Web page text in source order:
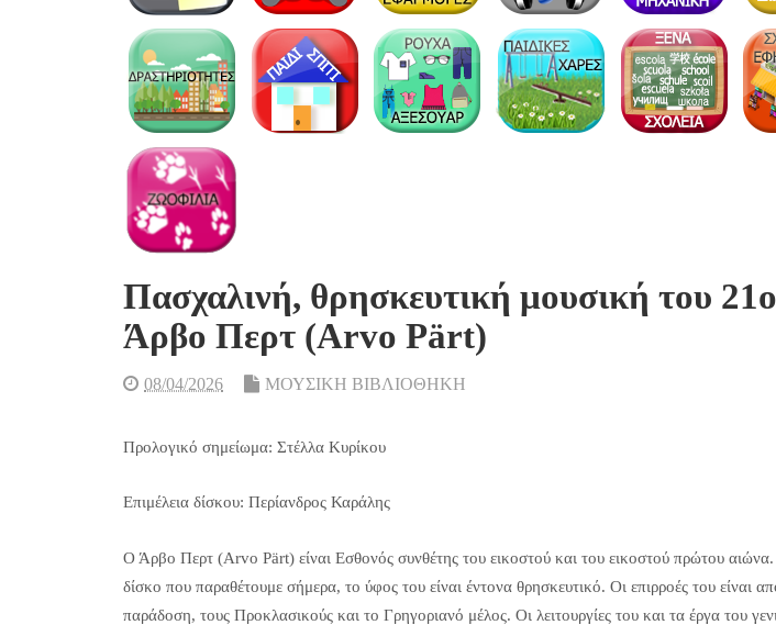
Πασχαλινή, θρησκευτική μουσική του
Άρβο Περτ (Arvo Pärt)
08/04/2026 ΜΟΥΣΙΚΗ ΒΙΒΛΙΟΘΗΚΗ
Προλογικό σημείωμα: Στέλλα Κυρίκου
Επιμέλεια δίσκου: Περίανδρος Καράλης
Ο Άρβο Περτ (Arvo Pärt) είναι Εσθονός συνθέτης του εικοστού και του εικοστού πρώτου
δίσκο που παραθέτουμε σήμερα, το ύφος του είναι έντονα θρησκευτικό. Οι επιρροές του είναι
παράδοση, τους Προκλασικούς και το Γρηγοριανό μέλος. Οι λειτουργίες του και τα έργα του